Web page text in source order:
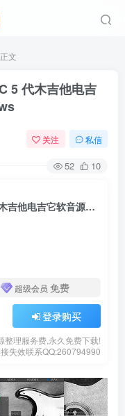
正文
5 代木吉他电吉
关注 私信
52 10
RealGuitar RealStrat RealLPC 5 代木吉他电吉它软音源色插件三件套 Windows
超级会员 免费
登录购买
整理服务费,永久免费下载!
失效联系QQ:260794990